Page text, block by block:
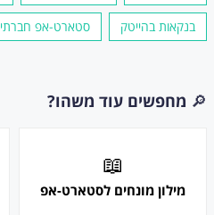
בנקאות בהייטק סטארט-אפ חברתי
🔎 מחפשים עוד משהו?
📖
מילון מונחים לסטארט-אפ